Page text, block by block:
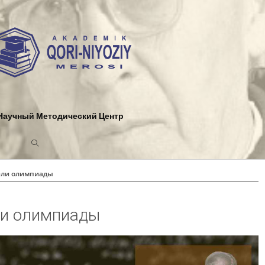
Методический Центр
олимпиады
олимпиады